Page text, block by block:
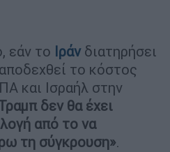
εάν το Ιράν διατηρήσει
το κόστος
και Ισραήλ στην
δεν θα έχει
από το να
τη σύγκρουση».